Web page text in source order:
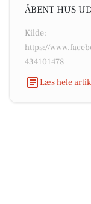
ÅBENT HUS
Kilde:
https://
434101478
Læs hele